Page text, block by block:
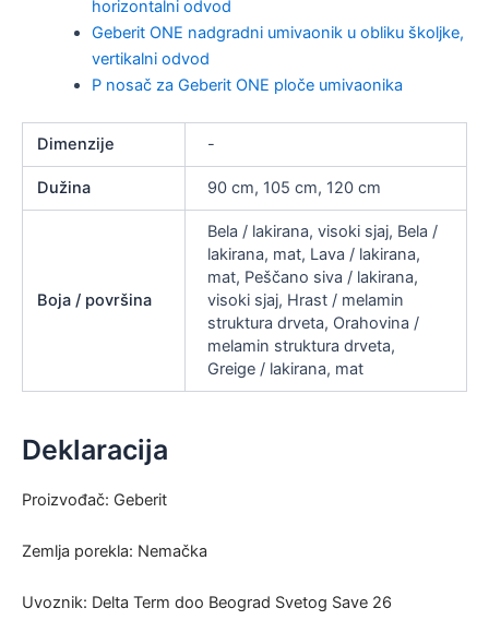
horizontalni odvod
Geberit ONE nadgradni umivaonik u obliku školjke,
vertikalni odvod
P nosač za Geberit ONE ploče umivaonika
Dimenzije -
Dužina 90 cm, 105 cm, 120 cm
Boja / površina
Bela / lakirana, visoki sjaj, Bela /
lakirana, mat, Lava / lakirana,
mat, Peščano siva / lakirana,
visoki sjaj, Hrast / melamin
struktura drveta, Orahovina /
melamin struktura drveta,
Greige / lakirana, mat
Deklaracija
Proizvođač: Geberit
Zemlja porekla: Nemačka
Uvoznik: Delta Term doo Beograd Svetog Save 26